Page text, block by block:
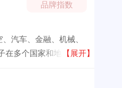
品牌指数
汽车、金融、机械、
在多个国家和地区设有
【展开】